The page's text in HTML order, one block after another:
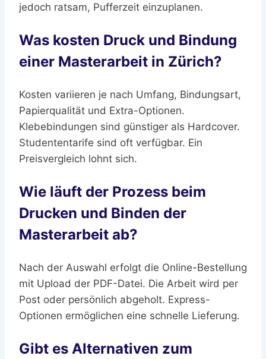
jedoch ratsam, Pufferzeit einzuplanen.
Was kosten Druck und Bindung
einer Masterarbeit in Zürich?
Kosten variieren je nach Umfang, Bindungsart,
Papierqualität und Extra-Optionen.
Klebebindungen sind günstiger als Hardcover.
Studententarife sind oft verfügbar. Ein
Preisvergleich lohnt sich.
Wie läuft der Prozess beim
Drucken und Binden der
Masterarbeit ab?
Nach der Auswahl erfolgt die Online-Bestellung
mit Upload der PDF-Datei. Die Arbeit wird per
Post oder persönlich abgeholt. Express-
Optionen ermöglichen eine schnelle Lieferung.
Gibt es Alternativen zum